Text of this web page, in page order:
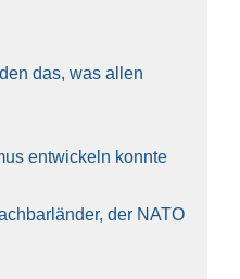
das, was allen
ent­wi­ckeln konn­te
der NATO